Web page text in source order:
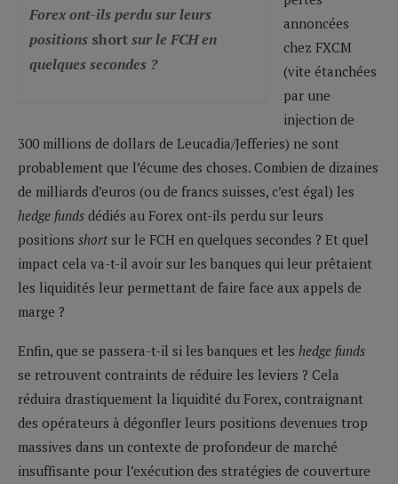
Forex ont-ils perdu sur leurs
positions shortsur le FCH en
quelques secondes ?
annoncées
chez FXCM
(vite étanchées
par une
injection de
300 millions de dollars de Leucadia/Jefferies) ne sont
probablement que l’écume des choses. Combien de dizaines
de milliards d’euros (ou de francs suisses, c’est égal) les
hedge funds dédiés au Forex ont-ils perdu sur leurs
positions short sur le FCH en quelques secondes ? Et quel
impact cela va-t-il avoir sur les banques qui leur prêtaient
les liquidités leur permettant de faire face aux appels de
marge ?
Enfin, que se passera-t-il si les banques et les hedge funds
se retrouvent contraints de réduire les leviers ? Cela
réduira drastiquement la liquidité du Forex, contraignant
des opérateurs à dégonfler leurs positions devenues trop
massives dans un contexte de profondeur de marché
insuffisante pour l’exécution des stratégies de couverture